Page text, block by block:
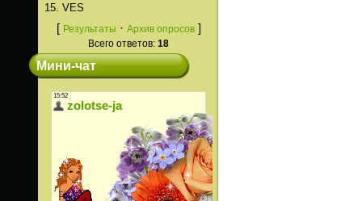
15. VES
[ Результаты · Архив опросов]
Всего ответов: 18
Мини-чат